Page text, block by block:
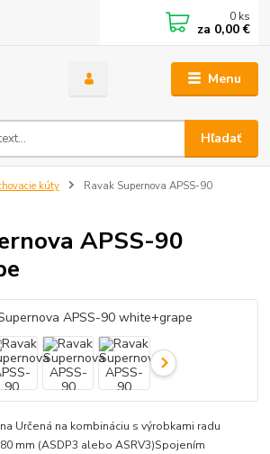
Menu
Hľadať
0 ks
za 0,00 €
kúty
Ravak Supernova APSS-90
APSS-90
Určená na kombináciu s výrobkami radu
mm (ASDP3 alebo ASRV3)Spojením